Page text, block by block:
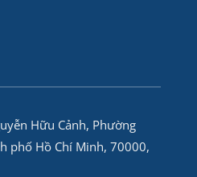
Hữu Cảnh, Phường
phố Hồ Chí Minh, 70000,